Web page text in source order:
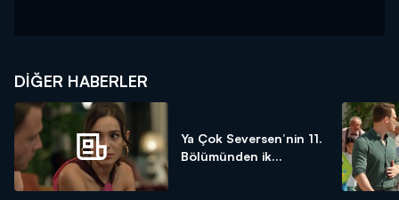
DIĞER HABERLER
Ya Çok Seversen’nin 11.
Bölümünden ik...